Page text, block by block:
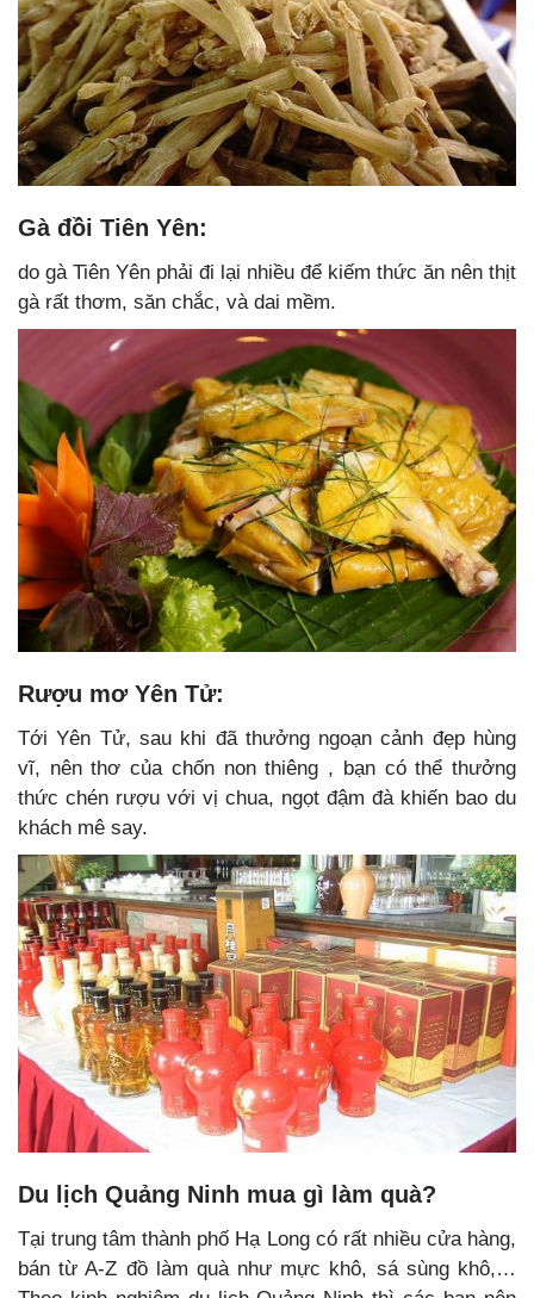
Gà đồi Tiên Yên:
do gà Tiên Yên phải đi lại nhiều để kiếm thức ăn nên thịt
gà rất thơm, săn chắc, và dai mềm.
Rượu mơ Yên Tử:
Tới Yên Tử, sau khi đã thưởng ngoạn cảnh đẹp hùng
vĩ, nên thơ của chốn non thiêng , bạn có thể thưởng
thức chén rượu với vị chua, ngọt đậm đà khiến bao du
khách mê say.
Du lịch Quảng Ninh mua gì làm quà?
Tại trung tâm thành phố Hạ Long có rất nhiều cửa hàng,
bán từ A-Z đồ làm quà như mực khô, sá sùng khô,…